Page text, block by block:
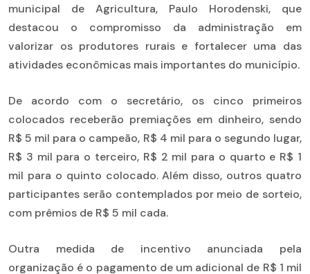
municipal de Agricultura, Paulo Horodenski, que
destacou o compromisso da administração em
valorizar os produtores rurais e fortalecer uma das
atividades econômicas mais importantes do município.
De acordo com o secretário, os cinco primeiros
colocados receberão premiações em dinheiro, sendo
R$ 5 mil para o campeão, R$ 4 mil para o segundo lugar,
R$ 3 mil para o terceiro, R$ 2 mil para o quarto e R$ 1
mil para o quinto colocado. Além disso, outros quatro
participantes serão contemplados por meio de sorteio,
com prêmios de R$ 5 mil cada.
Outra medida de incentivo anunciada pela
organização é o pagamento de um adicional de R$ 1 mil